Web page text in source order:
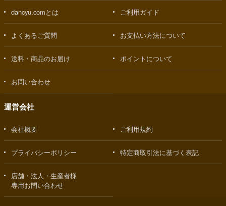
dancyu.comとは ご利用ガイド
よくあるご質問 お支払い方法について
送料・商品のお届け ポイントについて
お問い合わせ
運営会社
会社概要 ご利用規約
プライバシーポリシー 特定商取引法に基づく表記
店舗・法人・生産者様
専用お問い合わせ